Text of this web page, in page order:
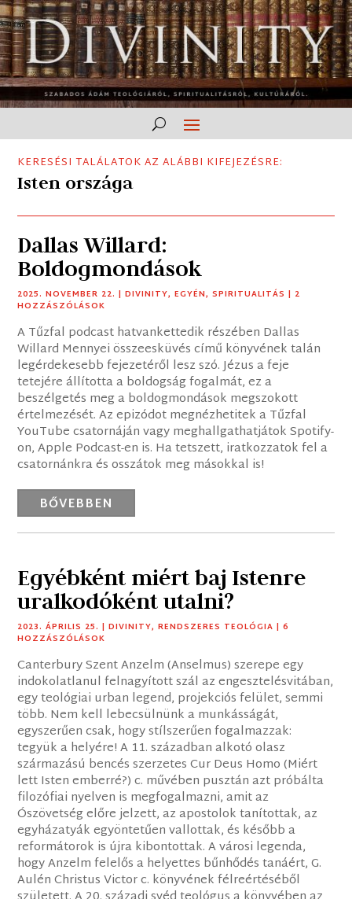
KERESÉSI TALÁLATOK AZ ALÁBBI KIFEJEZÉSRE:
Isten országa
Dallas Willard:
Boldogmondások
2025. NOVEMBER 22. |DIVINITY,EGYÉN,SPIRITUALITÁS | 2
HOZZÁSZÓLÁSOK
A Tűzfal podcast hatvankettedik részében Dallas
Willard Mennyei összeesküvés című könyvének talán
legérdekesebb fejezetéről lesz szó. Jézus a feje
tetejére állította a boldogság fogalmát, ez a
beszélgetés meg a boldogmondások megszokott
értelmezését. Az epizódot megnézhetitek a Tűzfal
YouTube csatornáján vagy meghallgathatjátok Spotify-
on, Apple Podcast-en is. Ha tetszett, iratkozzatok fel a
csatornánkra és osszátok meg másokkal is!
BŐVEBBEN
Egyébként miért baj Istenre
uralkodóként utalni?
2023. ÁPRILIS 25. |DIVINITY,RENDSZERES TEOLÓGIA | 6
HOZZÁSZÓLÁSOK
Canterbury Szent Anzelm (Anselmus) szerepe egy
indokolatlanul felnagyított szál az engesztelésvitában,
egy teológiai urban legend, projekciós felület, semmi
több. Nem kell lebecsülnünk a munkásságát,
egyszerűen csak, hogy stílszerűen fogalmazzak:
tegyük a helyére! A 11. században alkotó olasz
származású bencés szerzetes Cur Deus Homo (Miért
lett Isten emberré?) c. művében pusztán azt próbálta
filozófiai nyelven is megfogalmazni, amit az
Ószövetség előre jelzett, az apostolok tanítottak, az
egyházatyák egyöntetűen vallottak, és később a
reformátorok is újra kibontottak. A városi legenda,
hogy Anzelm felelős a helyettes bűnhődés tanáért, G.
Aulén Christus Victor c. könyvének félreértéséből